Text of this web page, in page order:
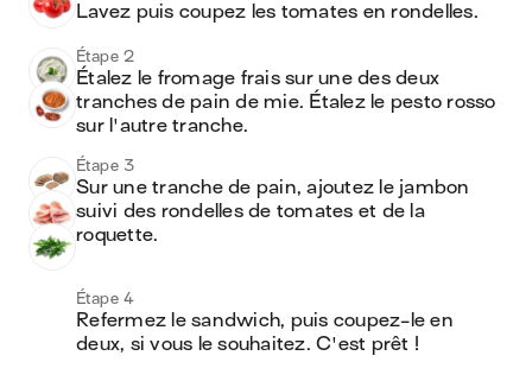
Lavez puis coupez les tomates en rondelles.
Étape 2
Étalez le fromage frais sur une des deux
tranches de pain de mie. Étalez le pesto rosso
sur l'autre tranche.
Étape 3
Sur une tranche de pain, ajoutez le jambon
suivi des rondelles de tomates et de la
roquette.
Étape 4
Refermez le sandwich, puis coupez-le en
deux, si vous le souhaitez. C'est prêt !